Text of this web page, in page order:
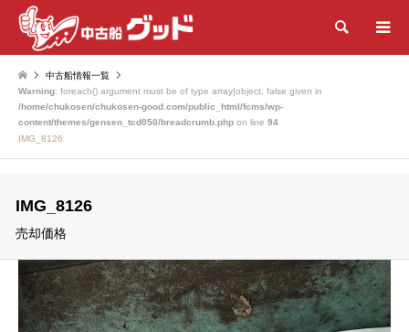
検索
中古船情報一覧
Warning: foreach() argument must be of type array|object, false given in
/home/chukosen/chukosen-good.com/public_html/fcms/wp-
content/themes/gensen_tcd050/breadcrumb.php on line 94
IMG_8126
IMG_8126
売却価格